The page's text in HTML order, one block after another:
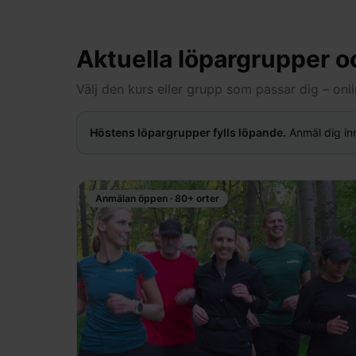
Aktuella löpargrupper
Välj den kurs eller grupp som passar dig –
Höstens löpargrupper fylls löpande. Anmäl dig
Anmälan öppen · 80+ orter